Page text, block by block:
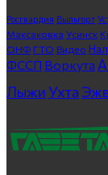
Росгвардия Выльгорт
Максаковка Усинск
ОНФ ГТО Видео
ФССП Воркута
ЛыжиУхта